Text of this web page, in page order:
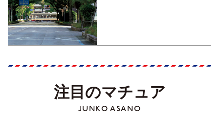
注目のマチュア
JUNKO ASANO